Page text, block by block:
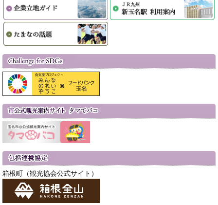
箱根町（観光協会公式サイト）